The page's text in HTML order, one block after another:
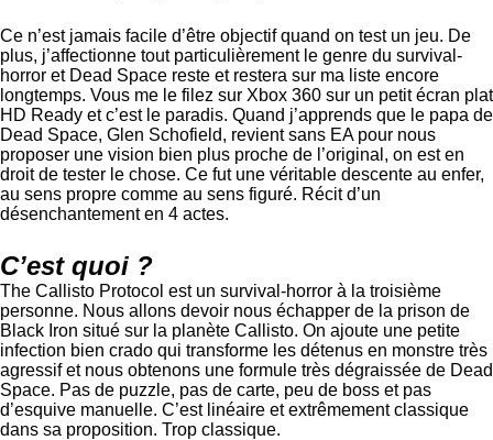
Ce n’est jamais facile d’être objectif quand on test un jeu. De
plus, j’affectionne tout particulièrement le genre du survival-
horror et Dead Space reste et restera sur ma liste encore
longtemps. Vous me le filez sur Xbox 360 sur un petit écran plat
HD Ready et c’est le paradis. Quand j’apprends que le papa de
Dead Space, Glen Schofield, revient sans EA pour nous
proposer une vision bien plus proche de l’original, on est en
droit de tester le chose. Ce fut une véritable descente au enfer,
au sens propre comme au sens figuré. Récit d’un
désenchantement en 4 actes.
C’est quoi ?
The Callisto Protocol est un survival-horror à la troisième
personne. Nous allons devoir nous échapper de la prison de
Black Iron situé sur la planète Callisto. On ajoute une petite
infection bien crado qui transforme les détenus en monstre très
agressif et nous obtenons une formule très dégraissée de Dead
Space. Pas de puzzle, pas de carte, peu de boss et pas
d’esquive manuelle. C’est linéaire et extrêmement classique
dans sa proposition. Trop classique.